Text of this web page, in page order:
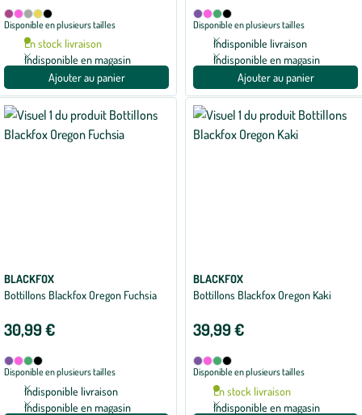
Disponible
en
coloris
Framboise
Fuchsia
GrisMoutarde
Noir
Disponible en plusieurs tailles
En stock livraison
Indisponible en magasin
Ajouter au panier
Disponible
en
coloris
Aubergine
Fuchsia
KakiNoir
Disponible en plusieurs tailles
Indisponible livraison
Indisponible en magasin
Ajouter au panier
BLACKFOX
Bottillons Blackfox Oregon Fuchsia
30,99 €
Disponible
en
coloris
Aubergine
Fuchsia
KakiNoir
Disponible en plusieurs tailles
Indisponible livraison
Indisponible en magasin
BLACKFOX
Bottillons Blackfox Oregon Kaki
39,99 €
Disponible
en
coloris
Aubergine
Fuchsia
KakiNoir
Disponible en plusieurs tailles
En stock livraison
Indisponible en magasin